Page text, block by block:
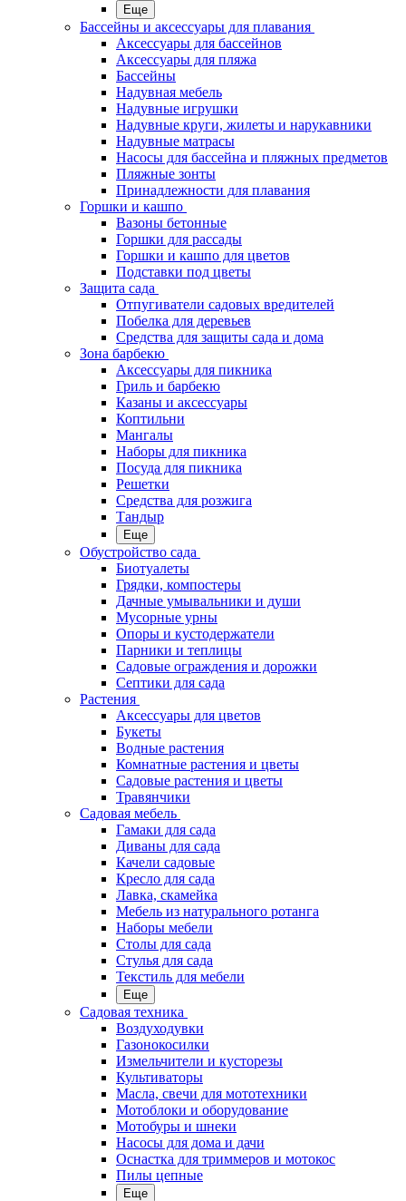
Еще
Бассейны и аксессуары для плавания
Аксессуары для бассейнов
Аксессуары для пляжа
Бассейны
Надувная мебель
Надувные игрушки
Надувные круги, жилеты и нарукавники
Надувные матрасы
Насосы для бассейна и пляжных предметов
Пляжные зонты
Принадлежности для плавания
Горшки и кашпо
Вазоны бетонные
Горшки для рассады
Горшки и кашпо для цветов
Подставки под цветы
Защита сада
Отпугиватели садовых вредителей
Побелка для деревьев
Средства для защиты сада и дома
Зона барбекю
Аксессуары для пикника
Гриль и барбекю
Казаны и аксессуары
Коптильни
Мангалы
Наборы для пикника
Посуда для пикника
Решетки
Средства для розжига
Тандыр
Еще
Обустройство сада
Биотуалеты
Грядки, компостеры
Дачные умывальники и души
Мусорные урны
Опоры и кустодержатели
Парники и теплицы
Садовые ограждения и дорожки
Септики для сада
Растения
Аксессуары для цветов
Букеты
Водные растения
Комнатные растения и цветы
Садовые растения и цветы
Травянчики
Садовая мебель
Гамаки для сада
Диваны для сада
Качели садовые
Кресло для сада
Лавка, скамейка
Мебель из натурального ротанга
Наборы мебели
Столы для сада
Стулья для сада
Текстиль для мебели
Еще
Садовая техника
Воздуходувки
Газонокосилки
Измельчители и кусторезы
Культиваторы
Масла, свечи для мототехники
Мотоблоки и оборудование
Мотобуры и шнеки
Насосы для дома и дачи
Оснастка для триммеров и мотокос
Пилы цепные
Еще